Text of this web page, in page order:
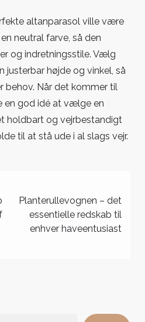
altanparasol ville være
neutral farve, så den
og indretningsstile. Vælg
justerbar højde og vinkel, så
behov. Når det kommer til
en god idé at vælge en
holdbart og vejrbestandigt
til at stå ude i al slags vejr.
Planterullevognen – det
essentielle redskab til
enhver haveentusiast